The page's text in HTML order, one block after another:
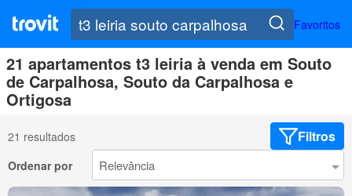
Favoritos
21 apartamentos t3 leiria à venda em Souto
de Carpalhosa, Souto da Carpalhosa e
Ortigosa
21 resultados Filtros
Ordenar por